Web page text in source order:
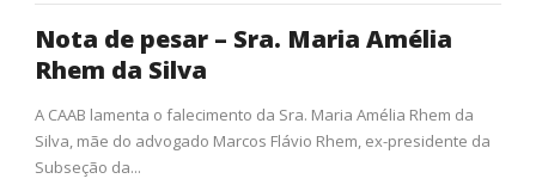
Nota de pesar – Sra. Maria Amélia
Rhem da Silva
A CAAB lamenta o falecimento da Sra. Maria Amélia Rhem da
Silva, mãe do advogado Marcos Flávio Rhem, ex-presidente da
Subseção da...